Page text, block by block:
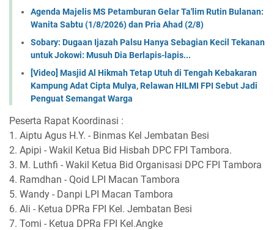
Agenda Majelis MS Petamburan Gelar Ta'lim Rutin Bulanan:
Wanita Sabtu (1/8/2026) dan Pria Ahad (2/8)
Sobary: Dugaan Ijazah Palsu Hanya Sebagian Kecil Tekanan
untuk Jokowi: Musuh Dia Berlapis-lapis...
[Video] Masjid Al Hikmah Tetap Utuh di Tengah Kebakaran
Kampung Adat Cipta Mulya, Relawan HILMI FPI Sebut Jadi
Penguat Semangat Warga
Peserta Rapat Koordinasi :
1. Aiptu Agus H.Y. - Binmas Kel Jembatan Besi
2. Apipi - Wakil Ketua Bid Hisbah DPC FPI Tambora.
3. M. Luthfi - Wakil Ketua Bid Organisasi DPC FPI Tambora
4. Ramdhan - Qoid LPI Macan Tambora
5. Wandy - Danpi LPI Macan Tambora
6. Ali - Ketua DPRa FPI Kel. Jembatan Besi
7. Tomi - Ketua DPRa FPI Kel.Angke